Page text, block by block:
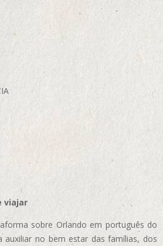
viajar
sobre Orlando em português do
no bem estar das famílias, dos